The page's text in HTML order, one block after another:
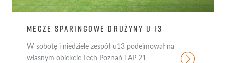
MECZE SPARINGOWE DRUŻYNY U 13
W sobotę i niedzielę zespół u13 podejmował na
własnym obiekcie Lech Poznań i AP 21